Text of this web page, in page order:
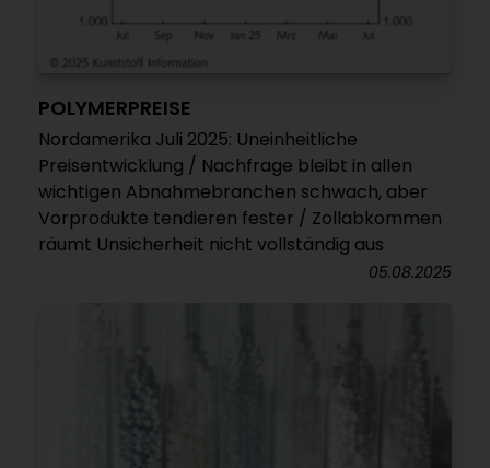
POLYMERPREISE
Nordamerika Juli 2025: Uneinheitliche
Preisentwicklung / Nachfrage bleibt in allen
wichtigen Abnahmebranchen schwach, aber
Vorprodukte tendieren fester / Zollabkommen
räumt Unsicherheit nicht vollständig aus
05.08.2025